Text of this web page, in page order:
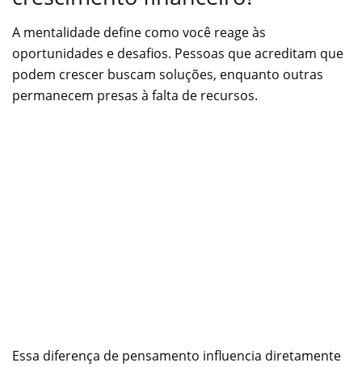
A mentalidade define como você reage às
oportunidades e desafios. Pessoas que acreditam que
podem crescer buscam soluções, enquanto outras
permanecem presas à falta de recursos.
Essa diferença de pensamento influencia diretamente